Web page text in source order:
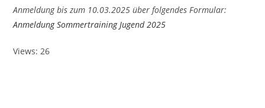
Anmeldung bis zum 10.03.2025 über folgendes Formular:
Anmeldung Sommertraining Jugend 2025
Views: 26